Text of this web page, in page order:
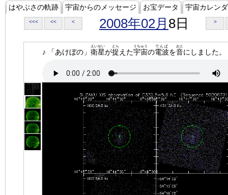
はやぶさの軌跡 宇宙からのメッセージ お宝データ 宇宙カレン
<<< << < 2008年02月 8日 >
♪ 「あけぼの」 衛星
えいせい
が捉
とら
えた宇宙
うちゅう
の電波
でんぱ
を音
おと
にしました。